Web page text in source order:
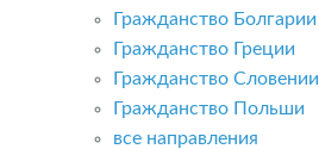
Гражданство Болгарии
Гражданство Греции
Гражданство Словении
Гражданство Польши
все направления